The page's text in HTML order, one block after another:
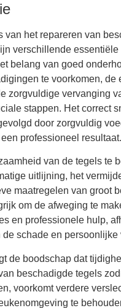
van het repareren van
verschillende essentiële
belang van goed
te voorkomen, de
zorgvuldige vervanging
stappen. Het correct
door zorgvuldig
professioneel resultaat.
van de tegels te
uitlijning, het
maatregelen van groot
om de afweging te
en professionele hulp,
de schade en persoonlijke
de boodschap dat
beschadigde tegels
voorkomt verdere
te